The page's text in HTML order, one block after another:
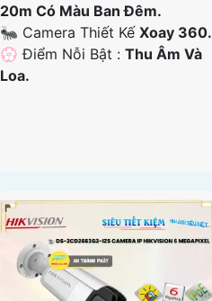
20m Có Màu Ban Ðêm.
🐜 Camera Thiết KếXoay 360.
️💮 Điểm Nỗi Bật :Thu Âm Và
Loa.